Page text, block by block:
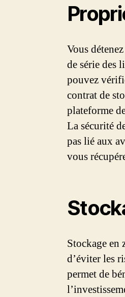
Vous
de série des
pouvez
contrat de
plateforme
La sécurité
pas lié aux
vous
Stockage en
d’éviter les
permet de